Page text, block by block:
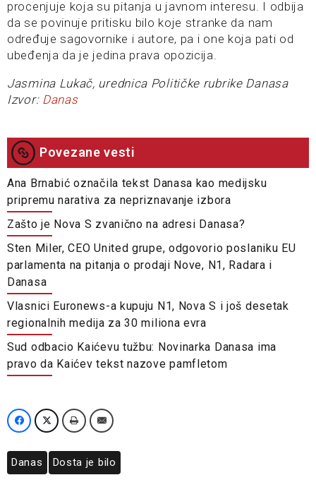
procenjuje koja su pitanja u javnom interesu. I odbija
da se povinuje pritisku bilo koje stranke da nam
određuje sagovornike i autore, pa i one koja pati od
ubeđenja da je jedina prava opozicija.
Jasmina Lukač, urednica Političke rubrike Danasa
Izvor: Danas
Povezane vesti
Ana Brnabić označila tekst Danasa kao medijsku
pripremu narativa za nepriznavanje izbora
Zašto je Nova S zvanično na adresi Danasa?
Sten Miler, CEO United grupe, odgovorio poslaniku EU
parlamenta na pitanja o prodaji Nove, N1, Radara i
Danasa
Vlasnici Euronews-a kupuju N1, Nova S i još desetak
regionalnih medija za 30 miliona evra
Sud odbacio Kaićevu tužbu: Novinarka Danasa ima
pravo da Kaićev tekst nazove pamfletom
Danas Dosta je bilo